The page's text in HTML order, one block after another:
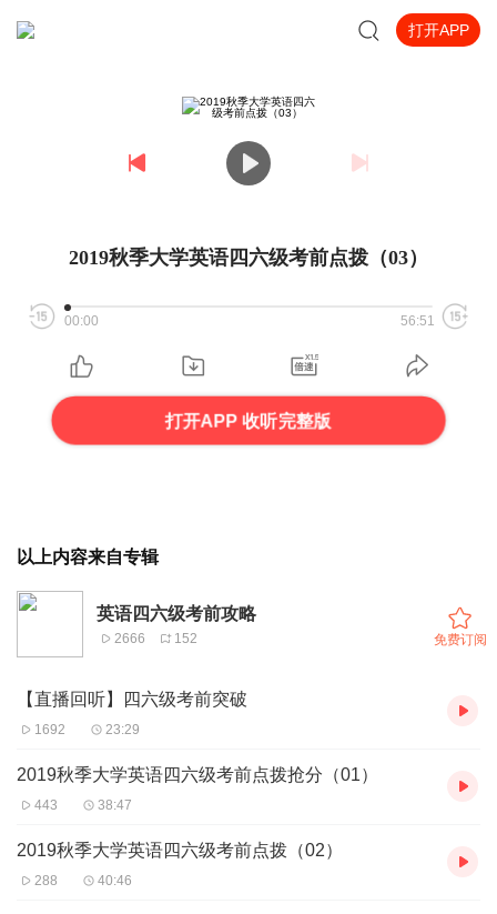
打开APP
2019秋季大学英语四六级考前点拨（03）
00:00 56:51
打开APP 收听完整版
以上内容来自专辑
英语四六级考前攻略
2666 152 免费订阅
【直播回听】四六级考前突破
1692 23:29
2019秋季大学英语四六级考前点拨抢分（01）
443 38:47
2019秋季大学英语四六级考前点拨（02）
288 40:46